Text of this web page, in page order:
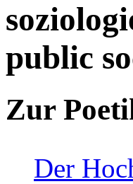
public
Zur
Der